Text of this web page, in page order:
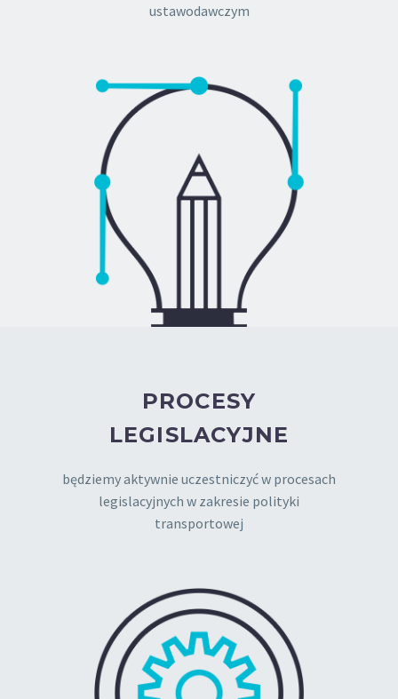
ustawodawczym
PROCESY
LEGISLACYJNE
będziemy aktywnie uczestniczyć w procesach
legislacyjnych w zakresie polityki
transportowej